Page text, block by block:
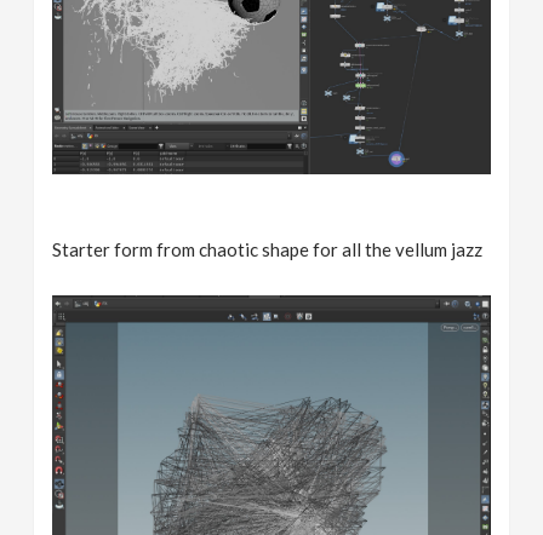
Starter form from chaotic shape for all the vellum jazz